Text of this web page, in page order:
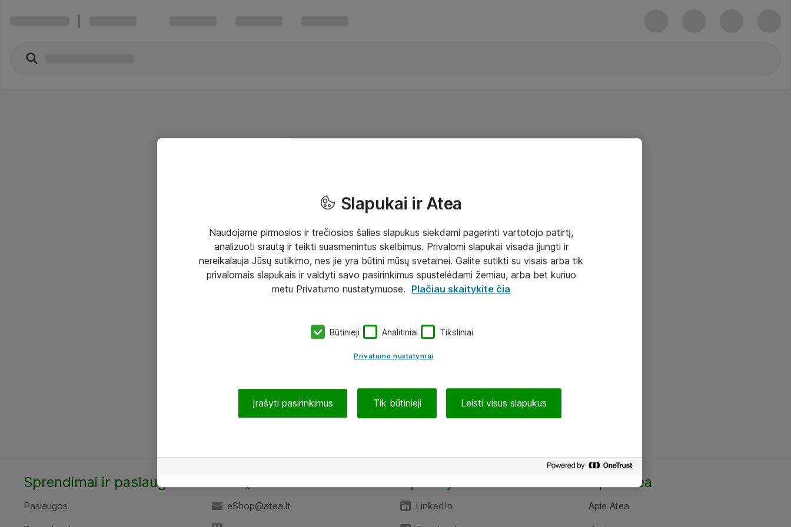
Sprendimai ir paslaugos
Paslaugos
eShop@atea.lt
LinkedIn
Apie Atea
Apie Atea
Slapukai ir Atea
Naudojame pirmosios ir trečiosios šalies slapukus siekdami pagerinti vartotojo patirtį,
analizuoti srautą ir teikti suasmenintus skelbimus. Privalomi slapukai visada įjungti ir
nereikalauja Jūsų sutikimo, nes jie yra būtini mūsų svetainei. Galite sutikti su visais arba tik
privalomais slapukais ir valdyti savo pasirinkimus spustelėdami žemiau, arba bet kuriuo
metu Privatumo nustatymuose. Plačiau skaitykite čia
Būtinieji Analitiniai Tiksliniai
Privatumo nustatymai
Įrašyti pasirinkimus Tik būtinieji Leisti visus slapukus